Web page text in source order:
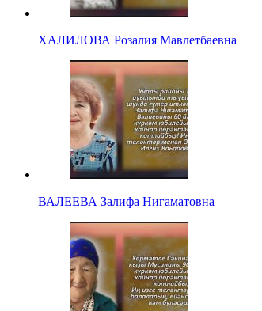
ХАЛИЛОВА Розалия Мавлетбаевна
ВАЛЕЕВА Залифа Нигаматовна